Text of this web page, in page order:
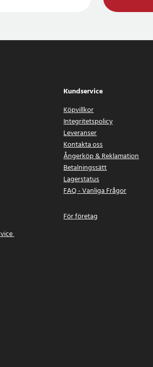
Kundservice
Köpvillkor
Integritetspolicy
Leveranser
Kontakta oss
Ångerköp & Reklamation
Betalningssätt
Lagerstatus
FAQ - Vanliga Frågor
För företag